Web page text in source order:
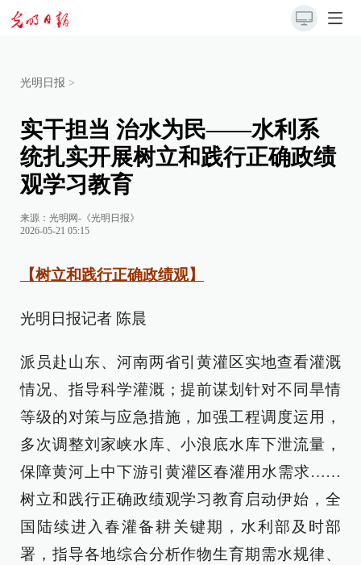
光明日报 >
实干担当 治水为民——水利系
统扎实开展树立和践行正确政绩
观学习教育
来源： 光明网-《光明日报》
2026-05-21 05:15
【树立和践行正确政绩观】
光明日报记者 陈晨
派员赴山东、河南两省引黄灌区实地查看灌溉
情况、指导科学灌溉；提前谋划针对不同旱情
等级的对策与应急措施，加强工程调度运用，
多次调整刘家峡水库、小浪底水库下泄流量，
保障黄河上中下游引黄灌区春灌用水需求……
树立和践行正确政绩观学习教育启动伊始，全
国陆续进入春灌备耕关键期，水利部及时部
署，指导各地综合分析作物生育期需水规律、